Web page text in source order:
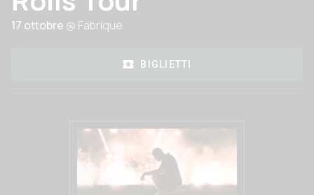
17 ottobre @ Fabrique
BIGLIETTI